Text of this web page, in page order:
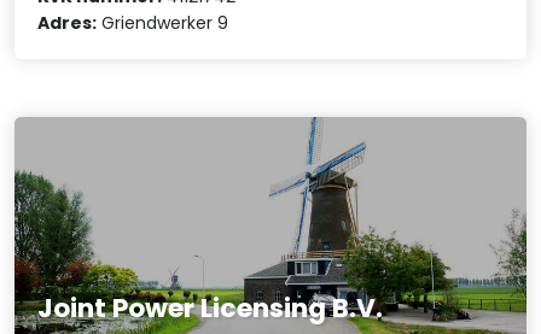
Adres: Griendwerker 9
Joint Power Licensing B.V.